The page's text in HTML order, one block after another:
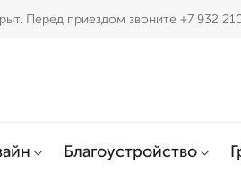
Перед приездом звоните +7 932
Благоустройство